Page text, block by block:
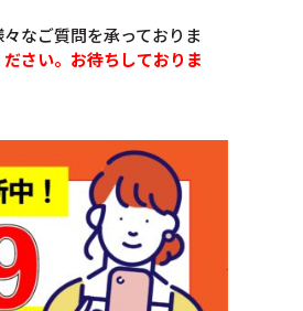
なご質問を承っておりま
さい。お待ちしておりま